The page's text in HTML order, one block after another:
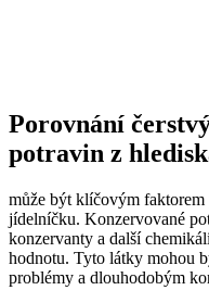
Porovnání
potravin z
může být klíčovým
jídelníčku. Konzervované
konzervanty a další
hodnotu. Tyto látky mohou
problémy a dlouhodobým